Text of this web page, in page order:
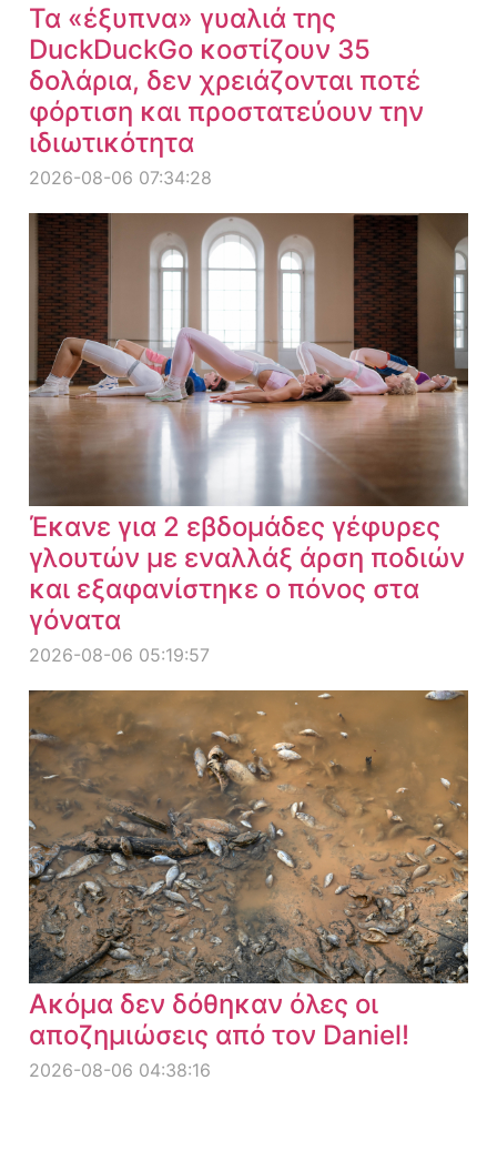
Τα «έξυπνα» γυαλιά της
DuckDuckGo κοστίζουν 35
δολάρια, δεν χρειάζονται ποτέ
φόρτιση και προστατεύουν την
ιδιωτικότητα
2026-08-06 07:34:28
Έκανε για 2 εβδομάδες γέφυρες
γλουτών με εναλλάξ άρση ποδιών
και εξαφανίστηκε ο πόνος στα
γόνατα
2026-08-06 05:19:57
Ακόμα δεν δόθηκαν όλες οι
αποζημιώσεις από τον Daniel!
2026-08-06 04:38:16